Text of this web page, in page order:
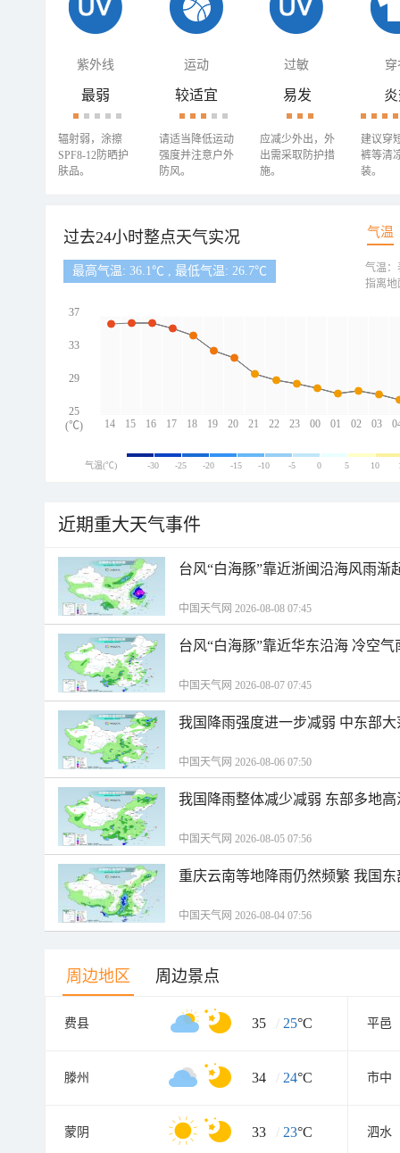
紫外线 运动 过敏 穿
最弱
辐射弱，涂擦
SPF8-12防晒护
肤品。
较适宜
请适当降低运动
强度并注意户外
防风。
易发
应减少外出，外
出需采取防护措
施。
建议穿
裤等清
装。
过去24小时整点天气实况 气温
最高气温: 36.1℃ , 最低气温: 26.7℃
14 15 16 17 18 19 20 21 22 23 00 01 02 03
37
33
29
25
(℃)
气温：
指离地
气温(℃) -30 -25 -20 -15 -10 -5 0 5 10
近期重大天气事件
台风“白海豚”靠近浙闽沿海风雨渐
中国天气网 2026-08-08 07:45
台风“白海豚”靠近华东沿海 冷空
中国天气网 2026-08-07 07:45
我国降雨强度进一步减弱 中东部
中国天气网 2026-08-06 07:50
我国降雨整体减少减弱 东部多地
中国天气网 2026-08-05 07:56
重庆云南等地降雨仍然频繁 我国
中国天气网 2026-08-04 07:56
周边地区 周边景点
费县 35 / 25°C 平邑
滕州 34 / 24°C 市中
蒙阴 33 / 23°C 泗水